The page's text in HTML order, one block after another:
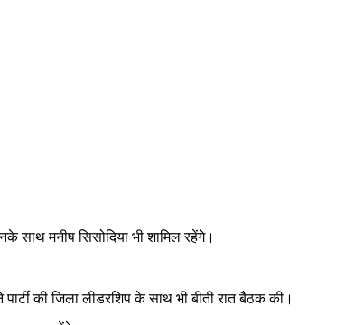
मनीष सिसोदिया भी शामिल रहेंगे।
की जिला लीडरशिप के साथ भी बीती रात बैठक की।